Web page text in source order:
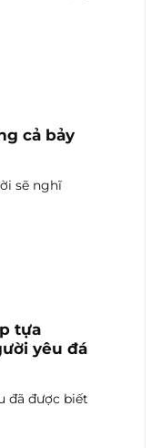
cả bảy
sẽ nghĩ
tựa
yêu đá
đã được biết